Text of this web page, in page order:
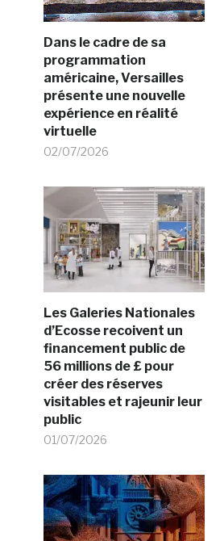
Dans le cadre de sa
programmation
américaine, Versailles
présente une nouvelle
expérience en réalité
virtuelle
02/07/2026
Les Galeries Nationales
d’Ecosse recoivent un
financement public de
56 millions de £ pour
créer des réserves
visitables et rajeunir leur
public
01/07/2026